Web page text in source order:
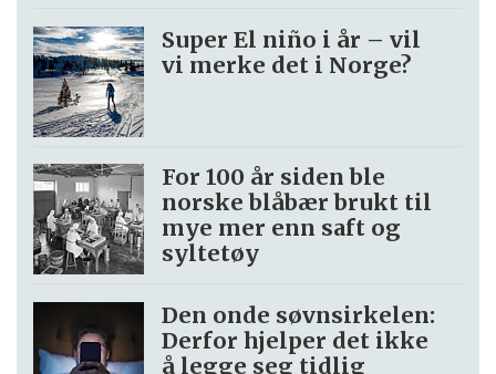
Super El niño i år – vil
vi merke det i Norge?
For 100 år siden ble
norske blåbær brukt til
mye mer enn saft og
syltetøy
Den onde søvnsirkelen:
Derfor hjelper det ikke
å legge seg tidlig